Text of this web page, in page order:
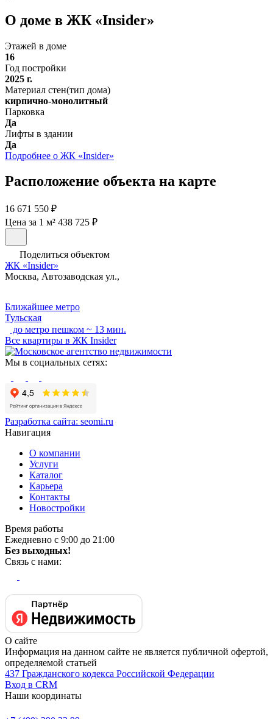
О доме в ЖК «Insider»
Этажей в доме
16
Год постройки
2025 г.
Материал стен(тип дома)
кирпично-монолитный
Парковка
Да
Лифты в здании
Да
Подробнее о ЖК «Insider»
Расположение объекта на карте
16 671 550 ₽
Цена за 1 м² 438 725 ₽
Поделиться объектом
ЖК «Insider»
Москва, Автозаводская ул.,
Ближайшее метро
Тульская
до метро пешком ~ 13 мин.
Все квартиры в ЖК Insider
Мы в социальных сетях:
Разработка сайта: seomi.ru
Навигация
О компании
Услуги
Каталог
Карьера
Контакты
Новостройки
Время работы
Ежедневно с 9:00 до 21:00
Без выходных!
Связь с нами:
О сайте
Информация на данном сайте не является публичной офертой,
определяемой статьей
437 Гражданского кодекса Российской Федерации
Вход в CRM
Наши координаты